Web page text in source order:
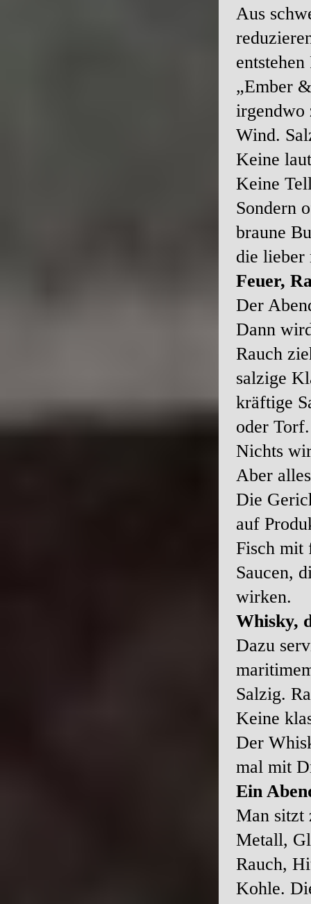
Aus
„Ember
irgendwo
Wind.
Keine
Keine
Sondern
braune
die lieber
Feuer,
Der
Dann
Rauch
salzige
kräftige
oder Torf.
Nichts
Aber
Die
auf
Fisch mit
Saucen,
wirken.
Whisky,
Dazu
Salzig.
Keine
Der
mal mit
Ein
Man sitzt
Metall,
Rauch,
Kohle.